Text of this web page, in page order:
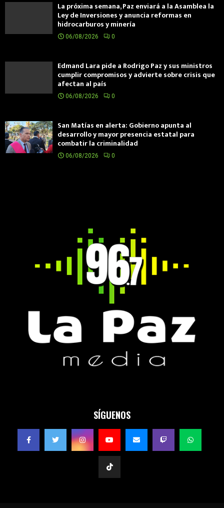
La próxima semana, Paz enviará a la Asamblea la
Ley de Inversiones y anuncia reformas en
hidrocarburos y minería
06/08/2026 0
Edmand Lara pide a Rodrigo Paz y sus ministros
cumplir compromisos y advierte sobre crisis que
afectan al país
06/08/2026 0
San Matías en alerta: Gobierno apunta al
desarrollo y mayor presencia estatal para
combatir la criminalidad
06/08/2026 0
SÍGUENOS